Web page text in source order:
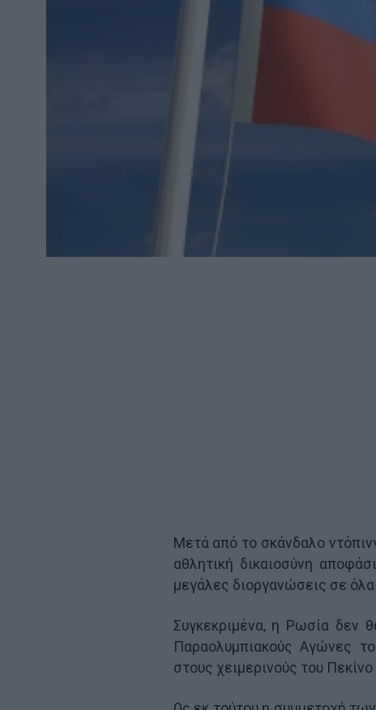
Μετά από το σκάνδαλο
αθλητική δικαιοσύνη
μεγάλες διοργανώσεις σε
Συγκεκριμένα, η Ρωσία δεν
Παραολυμπιακούς Αγώνες
στους χειμερινούς του